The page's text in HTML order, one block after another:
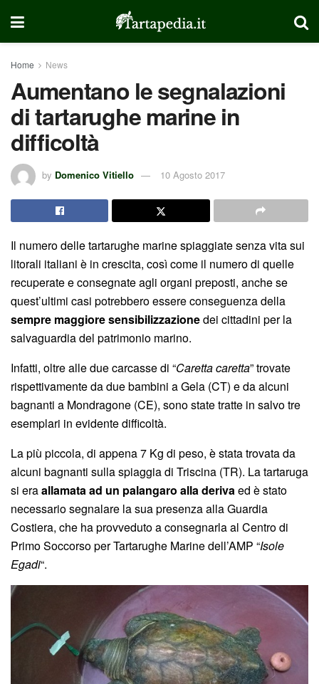
Home News
Aumentano le segnalazioni
di tartarughe marine in
difficoltà
by Domenico Vitiello 10 Agosto 2017
Il numero delle tartarughe marine spiaggiate senza vita sui
litorali italiani è in crescita, così come il numero di quelle
recuperate e consegnate agli organi preposti, anche se
quest’ultimi casi potrebbero essere conseguenza della
sempre maggiore sensibilizzazionedei cittadini per la
salvaguardia del patrimonio marino.
Infatti, oltre alle due carcasse di “Caretta caretta” trovate
rispettivamente da due bambini a Gela (CT) e da alcuni
bagnanti a Mondragone (CE), sono state tratte in salvo tre
esemplari in evidente difficoltà.
La più piccola, di appena 7 Kg di peso, è stata trovata da
alcuni bagnanti sulla spiaggia di Triscina (TR). La tartaruga
si eraallamata ad un palangaro alla derivaed è stato
necessario segnalare la sua presenza alla Guardia
Costiera, che ha provveduto a consegnarla al Centro di
Primo Soccorso per Tartarughe Marine dell’AMP “Isole
Egadi“.